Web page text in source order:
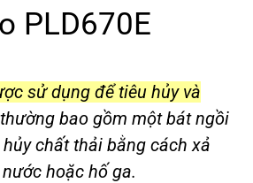
PLD670E
sử dụng để tiêu hủy và
bao gồm một bát ngồi
chất thải bằng cách xả
hoặc hố ga.